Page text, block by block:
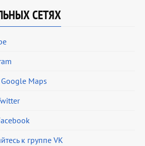
СЕТЯХ
Maps
к группе VK